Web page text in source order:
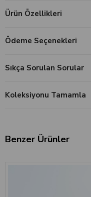
Ürün Özellikleri
Ödeme Seçenekleri
Sıkça Sorulan Sorular
Koleksiyonu Tamamla
Benzer Ürünler